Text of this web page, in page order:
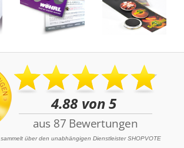
über den unabhängigen Dienstleister SHOPVOTE